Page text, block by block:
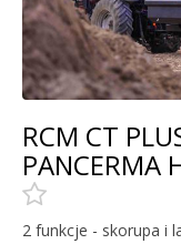
RCM CT
2 funkcje - skorupa i